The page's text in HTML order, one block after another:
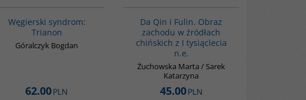
Węgierski syndrom:
Trianon
Góralczyk Bogdan
62.00PLN
Da Qin i Fulin. Obraz
zachodu w źródłach
chińskich z I tysiąclecia
n.e.
Żuchowska Marta / Sarek
Katarzyna
45.00PLN